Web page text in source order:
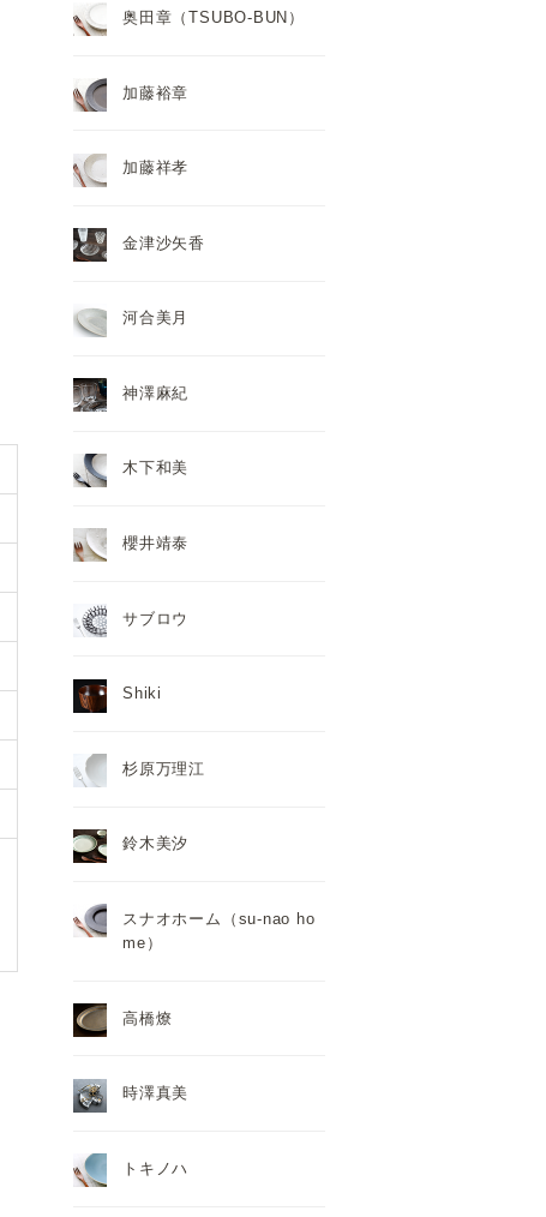
奥田章（TSUBO-BUN）
加藤裕章
加藤祥孝
金津沙矢香
河合美月
神澤麻紀
木下和美
櫻井靖泰
サブロウ
Shiki
杉原万理江
鈴木美汐
スナオホーム（su-nao ho
me）
高橋燎
時澤真美
トキノハ